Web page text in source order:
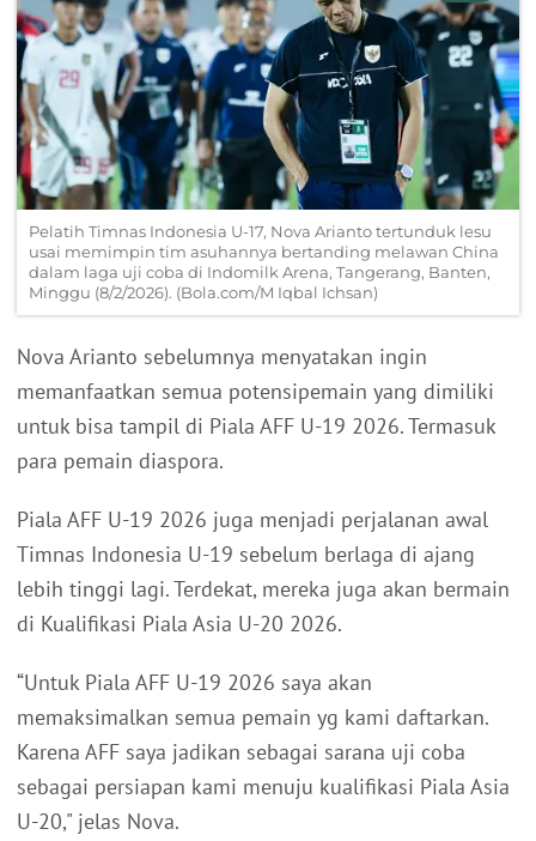
Pelatih Timnas Indonesia U-17, Nova Arianto tertunduk lesu
usai memimpin tim asuhannya bertanding melawan China
dalam laga uji coba di Indomilk Arena, Tangerang, Banten,
Minggu (8/2/2026). (Bola.com/M Iqbal Ichsan)
Nova Arianto sebelumnya menyatakan ingin
memanfaatkan semua potensipemain yang dimiliki
untuk bisa tampil di Piala AFF U-19 2026. Termasuk
para pemain diaspora.
Piala AFF U-19 2026 juga menjadi perjalanan awal
Timnas Indonesia U-19 sebelum berlaga di ajang
lebih tinggi lagi. Terdekat, mereka juga akan bermain
di Kualifikasi Piala Asia U-20 2026.
“Untuk Piala AFF U-19 2026 saya akan
memaksimalkan semua pemain yg kami daftarkan.
Karena AFF saya jadikan sebagai sarana uji coba
sebagai persiapan kami menuju kualifikasi Piala Asia
U-20," jelas Nova.